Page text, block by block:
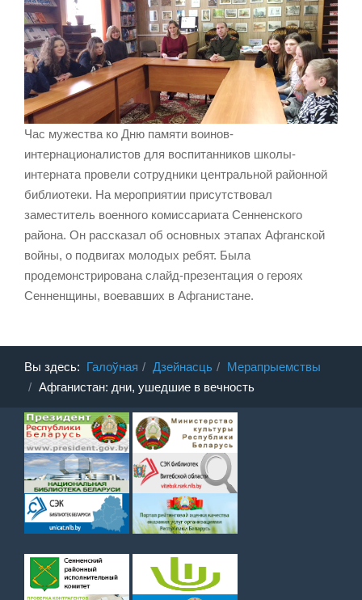
Час мужества ко Дню памяти воинов-
интернационалистов для воспитанников школы-
интерната провели сотрудники центральной районной
библиотеки. На мероприятии присутствовал
заместитель военного комиссариата Сенненского
района. Он рассказал об основных этапах Афганской
войны, о подвигах молодых ребят. Была
продемонстрирована слайд-презентация о героях
Сенненщины, воевавших в Афганистане.
Вы здесь: Галоўная Дзейнасць
Мерапрыемствы
Афганистан: дни, ушедшие в вечность